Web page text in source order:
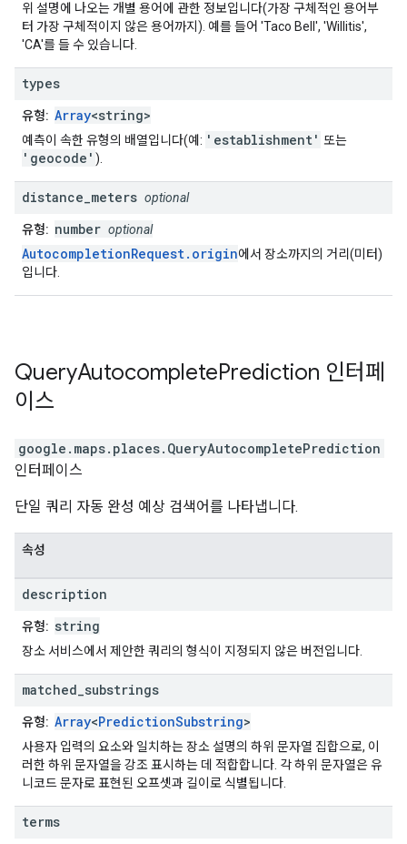
위 설명에 나오는 개별 용어에 관한 정보입니다(가장 구체적인 용어부
터 가장 구체적이지 않은 용어까지). 예를 들어 'Taco Bell', 'Willitis',
'CA'를 들 수 있습니다.
types
유형: Array<string>
예측이 속한 유형의 배열입니다(예: 'establishment' 또는
'geocode' ).
distance meters optional
유형: number optional
AutocompletionRequest.origin에서 장소까지의 거리(미터)
입니다.
QueryAutocompletePrediction 인터페
이스
google.maps.places. QueryAutocompletePrediction
인터페이스
단일 쿼리 자동 완성 예상 검색어를 나타냅니다.
속성
description
유형: string
장소 서비스에서 제안한 쿼리의 형식이 지정되지 않은 버전입니다.
matched substrings
유형: Array<PredictionSubstring>
사용자 입력의 요소와 일치하는 장소 설명의 하위 문자열 집합으로, 이
러한 하위 문자열을 강조 표시하는 데 적합합니다. 각 하위 문자열은 유
니코드 문자로 표현된 오프셋과 길이로 식별됩니다.
terms